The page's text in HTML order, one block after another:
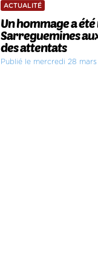
ACTUALITÉ
Un hommage a
Sarreguemines
des attentats
Publié le mercredi 28 mars